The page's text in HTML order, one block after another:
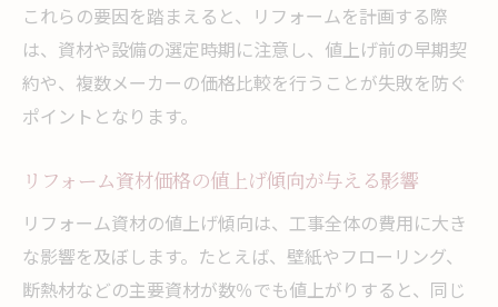
補助金活用でリフォーム費用を抑える術
リフォーム値上げ時代に使える補助金最新
情報
用法
リフォーム補助金申請のポイントと注意点
リフォーム費用高騰を補助金で軽減する方
法
これらの要因を踏まえると、リフォームを計画する際
は、資材や設備の選定時期に注意し、値上げ前の早期契
約や、複数メーカーの価格比較を行うことが失敗を防ぐ
ポイントとなります。
リフォーム資材価格の値上げ傾向が与える影響
リフォーム資材の値上げ傾向は、工事全体の費用に大き
な影響を及ぼします。たとえば、壁紙やフローリング、
断熱材などの主要資材が数％でも値上がりすると、同じ